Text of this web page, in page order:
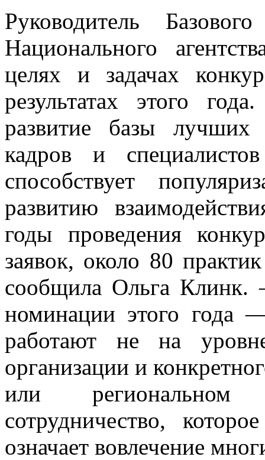
Руководитель
Национального
целях и задачах
результатах этого
развитие базы лучших
кадров и
способствует
развитию
годы проведения
заявок, около 80
сообщила Ольга Клинк.
номинации этого года
работают не на
организации и
или региональном
сотрудничество,
означает вовлечение